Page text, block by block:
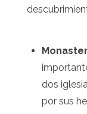
Nicaragua
Perú
Santa Lucía
San Vicente y
Surinam
dos
por sus